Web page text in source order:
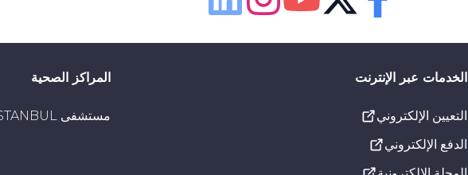
الإعدادات المرئية
تسطير الروابط
الخدمات عبر الإنترنت
التعيين الإلكتروني
الدفع الإلكتروني
المراكز الصحية
مستشفى NPISTANBUL